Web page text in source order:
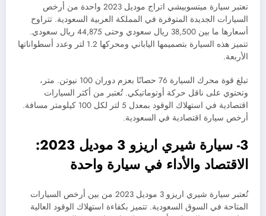
تعتبر سيارة ميتسوبيشي اتراج موديل 2023 واحدة من أرخص
السيارات الجديدة المتوفرة في المملكة العربية السعودية. تتراوح
أسعارها ما بين 38,500 ريال سعودي وحتى 44,875 ريال سعودي.
تتميز هذه السيارة بتصميمها الياباني ومحركها 1.2 لتر وعدد أسطواناتها
الأربعة.
تبلغ قوة محرك السيارة 76 حصانًا بعزم دوران 100 نيوتن. متر،
وتحتوي على ناقل حركة أوتوماتيكي. تُعتبر من أكثر السيارات
اقتصادية في استهلاك الوقود بمعدل 5 لتر لكل 100 كيلومتر مسافة.
أرخص سيارة اقتصادية في السعودية.
3- سيارة شيري اريزو 3 موديل 2023:
الاقتصاد والأداء في سيارة واحدة
تُعتبر سيارة شيري اريزو 3 موديل 2023 من بين أرخص السيارات
المتاحة في السوق السعودية. تتميز بكفاءة استهلاك الوقود العالية